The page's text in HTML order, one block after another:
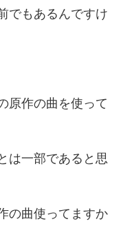
でもあるんですけ
原作の曲を使って
は一部であると思
の曲使ってますか